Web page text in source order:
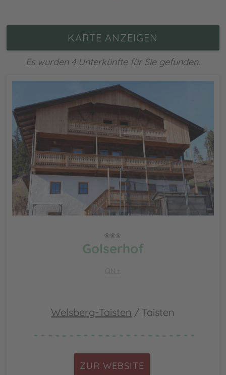
KARTE ANZEIGEN
Es wurden 4 Unterkünfte für Sie gefunden.
Golserhof
CIN +
Welsberg-Taisten / Taisten
ZUR WEBSITE